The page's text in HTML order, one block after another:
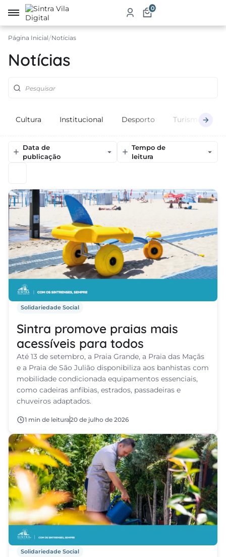
0
Página Inicial Notícias
Notícias
Cultura Institucional Desporto Turismo
Data de
publicação
Tempo de
leitura
Solidariedade Social
Sintra promove praias mais
acessíveis para todos
Até 13 de setembro, a Praia Grande, a Praia das Maçãs
e a Praia de São Julião disponibiliza aos banhistas com
mobilidade condicionada equipamentos essenciais,
como cadeiras anfíbias, estrados, passadeiras e
chuveiros adaptados.
1 min de leitura20 de julho de 2026
Solidariedade Social